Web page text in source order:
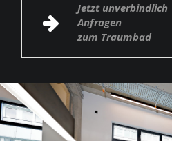
Jetzt unverbindlich
Anfragen
zum Traumbad